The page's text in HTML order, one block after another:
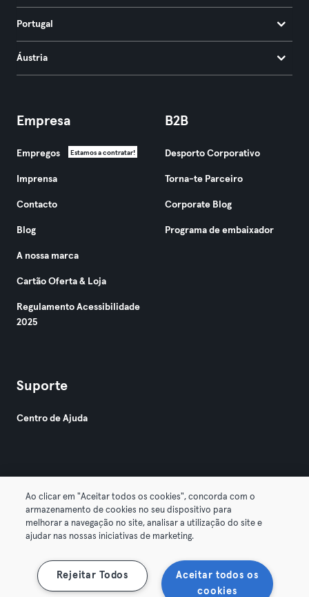
Portugal
Áustria
Empresa
Empregos Estamos a contratar!
Imprensa
Contacto
Blog
A nossa marca
Cartão Oferta & Loja
Regulamento Acessibilidade
2025
B2B
Desporto Corporativo
Torna-te Parceiro
Corporate Blog
Programa de embaixador
Suporte
Centro de Ajuda
© 2026 Urban Sports Group GmbH. All rights reserved.
Termos & Condições Privacidade
Rescindir contratos aqui Cancelar contratos aqui
Ao clicar em "Aceitar todos os cookies", concorda com o
armazenamento de cookies no seu dispositivo para
melhorar a navegação no site, analisar a utilização do site e
ajudar nas nossas iniciativas de marketing.
Aceitar todos os
cookies
Rejeitar Todos